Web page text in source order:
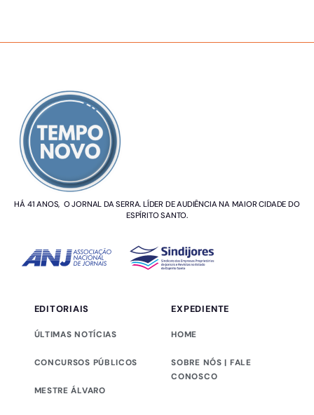
HÁ 41 ANOS, O JORNAL DA SERRA. LÍDER DE AUDIÊNCIA NA MAIOR CIDADE DO
ESPÍRITO SANTO.
EDITORIAIS
ÚLTIMAS NOTÍCIAS
CONCURSOS PÚBLICOS
MESTRE ÁLVARO
EXPEDIENTE
HOME
SOBRE NÓS | FALE
CONOSCO